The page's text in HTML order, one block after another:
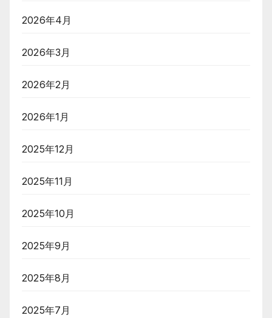
2026年4月
2026年3月
2026年2月
2026年1月
2025年12月
2025年11月
2025年10月
2025年9月
2025年8月
2025年7月